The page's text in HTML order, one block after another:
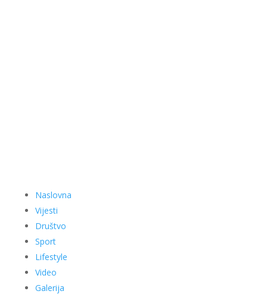
Naslovna
Vijesti
Društvo
Sport
Lifestyle
Video
Galerija